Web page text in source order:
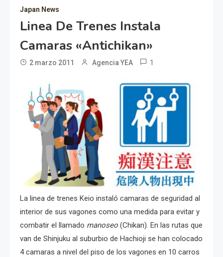
Japan News
Linea De Trenes Instala
Camaras «antichikan»
2 marzo 2011 Agencia YEA 1
La linea de trenes Keio instaló camaras de seguridad al
interior de sus vagones como una medida para evitar y
combatir el llamado manoseo (Chikan). En las rutas que
van de Shinjuku al suburbio de Hachioji se han colocado
4 camaras a nivel del piso de los vagones en 10 carros